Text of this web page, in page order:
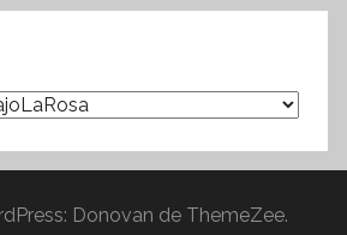
Donovan de ThemeZee.